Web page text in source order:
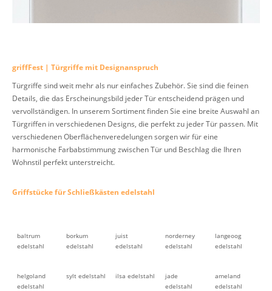
griffFest | Türgriffe mit Designanspruch
Türgriffe sind weit mehr als nur einfaches Zubehör. Sie sind die feinen
Details, die das Erscheinungsbild jeder Tür entscheidend prägen und
vervollständigen. In unserem Sortiment finden Sie eine breite Auswahl an
Türgriffen in verschiedenen Designs, die perfekt zu jeder Tür passen. Mit
verschiedenen Oberflächenveredelungen sorgen wir für eine
harmonische Farbabstimmung zwischen Tür und Beschlag die Ihren
Wohnstil perfekt unterstreicht.
Griffstücke für Schließkästen edelstahl
baltrum
edelstahl
borkum
edelstahl
juist
edelstahl
norderney
edelstahl
langeoog
edelstahl
helgoland
edelstahl
sylt edelstahl ilsa edelstahl
jade
edelstahl
ameland
edelstahl